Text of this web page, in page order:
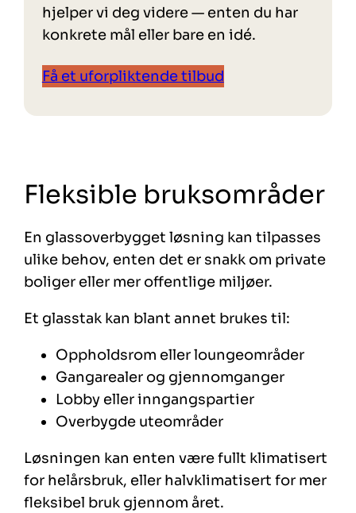
hjelper vi deg videre — enten du har
konkrete mål eller bare en idé.
Få et uforpliktende tilbud
Fleksible bruksområder
En glassoverbygget løsning kan tilpasses
ulike behov, enten det er snakk om private
boliger eller mer offentlige miljøer.
Et glasstak kan blant annet brukes til:
Oppholdsrom eller loungeområder
Gangarealer og gjennomganger
Lobby eller inngangspartier
Overbygde uteområder
Løsningen kan enten være fullt klimatisert
for helårsbruk, eller halvklimatisert for mer
fleksibel bruk gjennom året.